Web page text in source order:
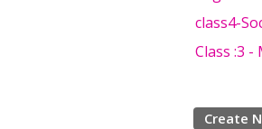
class4-
Class :3 -
Create